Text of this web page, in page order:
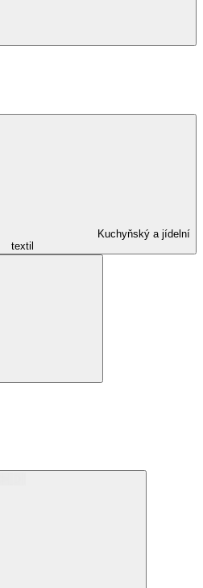
Kuchyňský a jídelní
textil